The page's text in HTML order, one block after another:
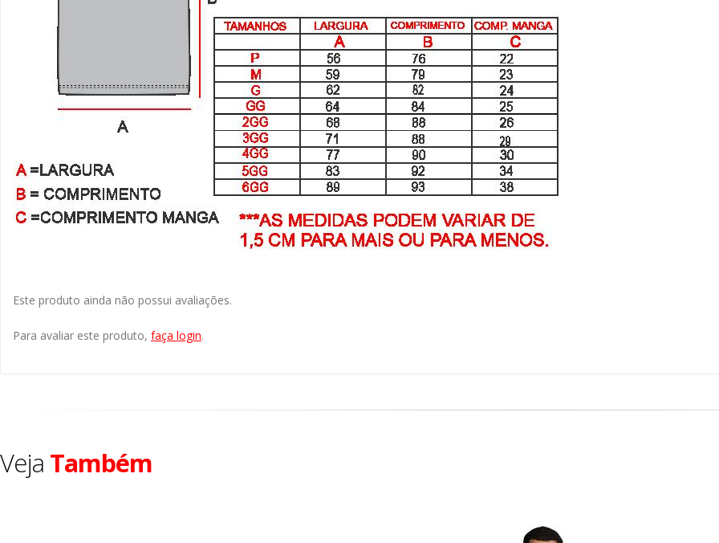
Este produto ainda não possui avaliações.
Para avaliar este produto, faça login.
Veja Também